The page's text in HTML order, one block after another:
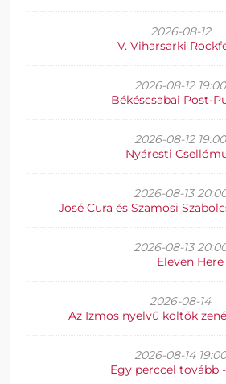
2026-08-12
V. Viharsarki
2026-08-12 19:00
Békéscsabai Post-
2026-08-12 19:00
Nyáresti
2026-08-13
José Cura és Szamosi
2026-08-13
Eleven Here
2026-08-14
Az Izmos nyelvű költők
2026-08-14 19:00
Egy perccel tovább